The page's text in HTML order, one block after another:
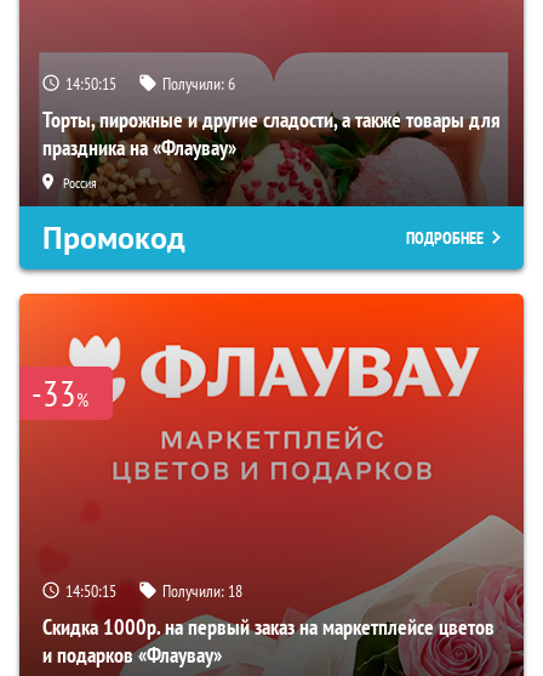
14:50:15 Получили:6
Торты, пирожные и другие сладости, а также товары для
праздника на «Флаувау»
Россия
Промокод ПОДРОБНЕЕ
-33%
14:50:15 Получили: 18
Скидка 1000р. на первый заказ на маркетплейсе цветов
и подарков «Флаувау»